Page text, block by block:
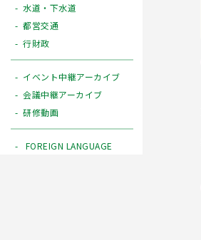
水道・下水道
都営交通
行財政
イベント中継アーカイブ
会議中継アーカイブ
研修動画
FOREIGN LANGUAGE